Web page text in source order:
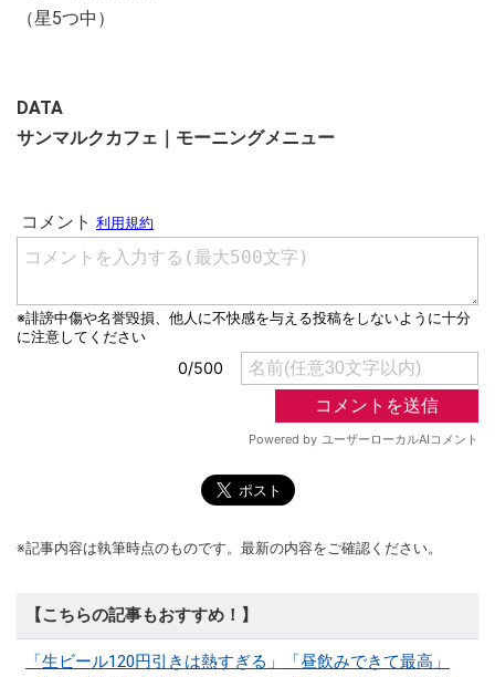
（星5つ中）
DATA
サンマルクカフェ｜モーニングメニュー
※記事内容は執筆時点のものです。最新の内容をご確認ください。
【こちらの記事もおすすめ！】
「生ビール120円引きは熱すぎる」「昼飲みできて最高」